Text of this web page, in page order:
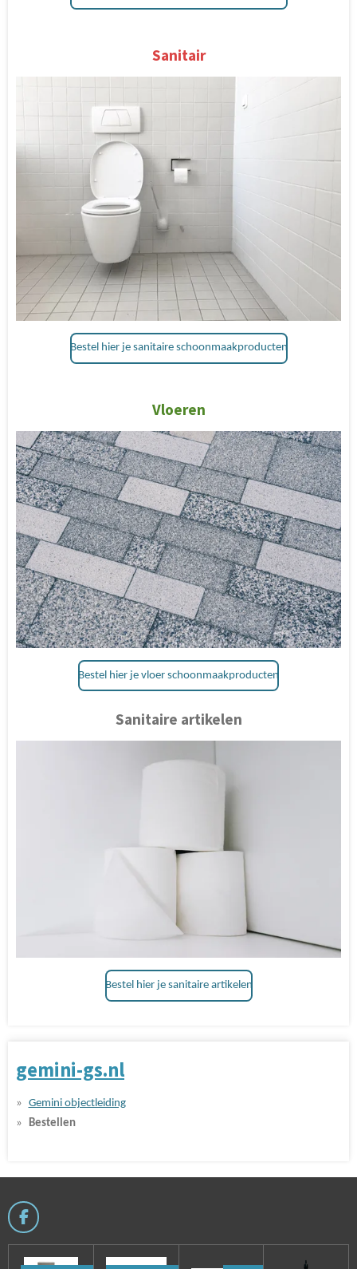
Sanitair
Bestel hier je sanitaire schoonmaakproducten
Vloeren
Bestel hier je vloer schoonmaakproducten
Sanitaire artikelen
Bestel hier je sanitaire artikelen
gemini-gs.nl
Gemini objectleiding
Bestellen
F
a
e